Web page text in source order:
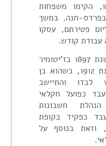
הקימו משפחות
חנה. במשך
פטירתם, עסקו
עבודת קודש.
משה ברו נולד בשנת 1897 בז'יטומיר
שבאוקראינה. בשנת 1912, כשהוא בן
לבדו והתיישב
כפועל חקלאי
חשבונות
כפקיד בקופת
וזאת בנוסף על